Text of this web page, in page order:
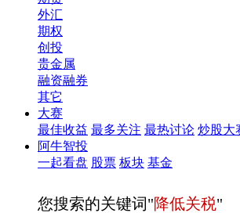
外汇
期权
创投
贵金属
融资融券
其它
大赛
最佳收益 最多关注 最热讨论 炒股大
阿牛智投
一起看盘 股票 板块 基金
您搜索的关键词"降低关税"